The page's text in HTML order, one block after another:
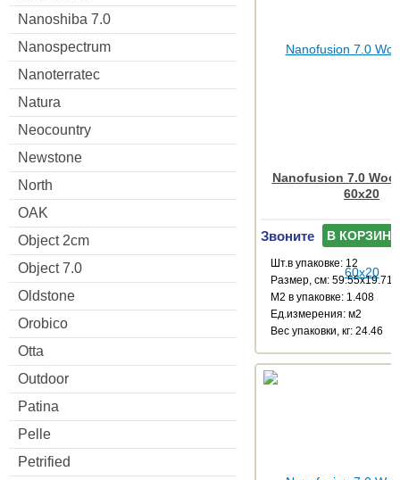
Nanoshiba 7.0
Nanospectrum
Nanoterratec
Natura
Neocountry
Newstone
North
OAK
Object 2cm
Object 7.0
Oldstone
Orobico
Otta
Outdoor
Patina
Pelle
Petrified
Nanofusion 7.0
60x20
Звоните В КОРЗИНУ
Шт.в упаковке: 12
Размер, см: 59.55x19.71
М2 в упаковке: 1.408
Ед.измерения: м2
Веc упаковки, кг: 24.46